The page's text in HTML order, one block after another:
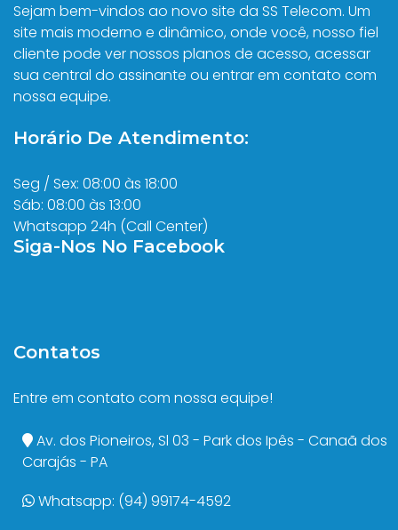
Sejam bem-vindos ao novo site da SS Telecom. Um
site mais moderno e dinâmico, onde você, nosso fiel
cliente pode ver nossos planos de acesso, acessar
sua central do assinante ou entrar em contato com
nossa equipe.
Horário De Atendimento:
Seg / Sex: 08:00 às 18:00
Sáb: 08:00 às 13:00
Whatsapp 24h (Call Center)
Siga-Nos No Facebook
Contatos
Entre em contato com nossa equipe!
Av. dos Pioneiros, Sl 03 - Park dos Ipês - Canaã dos
Carajás - PA
Whatsapp: (94) 99174-4592